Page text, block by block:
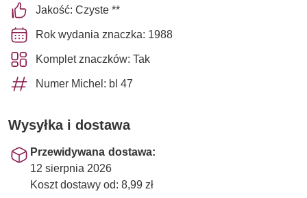
Jakość: Czyste **
Rok wydania znaczka: 1988
Komplet znaczków: Tak
Numer Michel: bl 47
Wysyłka i dostawa
Przewidywana dostawa:
12 sierpnia 2026
Koszt dostawy od: 8,99 zł